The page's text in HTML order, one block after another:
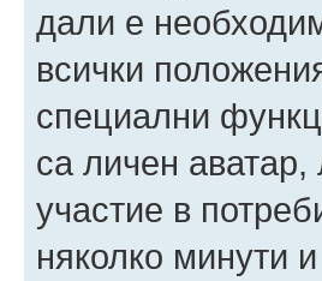
дали е
всички
специални
са личен
участие в
няколко минути